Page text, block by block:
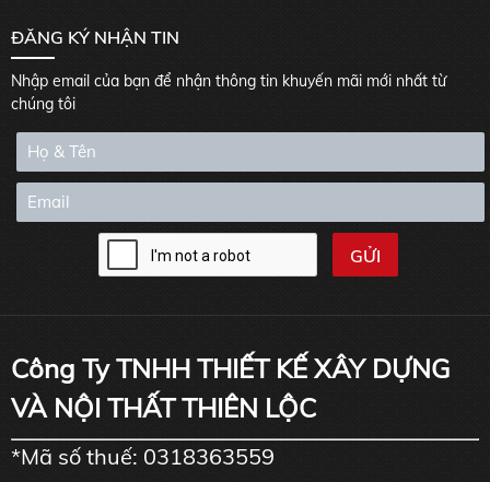
ĐĂNG KÝ NHẬN TIN
Nhập email của bạn để nhận thông tin khuyến mãi mới nhất từ
chúng tôi
Công Ty TNHH THIẾT KẾ XÂY DỰNG
VÀ NỘI THẤT THIÊN LỘC
*Mã số thuế: 0318363559